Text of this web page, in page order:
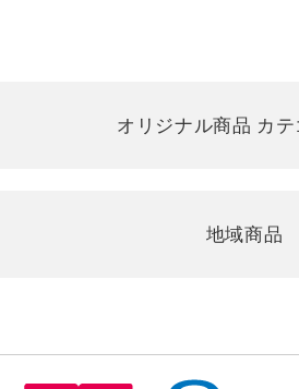
オリジナル商品 カ
地域商品